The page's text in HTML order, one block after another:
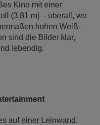
Kino mit einer
(3,81 m) – überall, wo
hohen Weiß-
sind die Bilder klar,
lebendig.
auf einer Leinwand.